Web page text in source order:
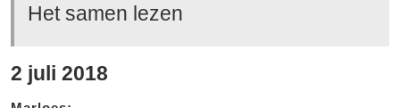
Het samen lezen
2 juli 2018